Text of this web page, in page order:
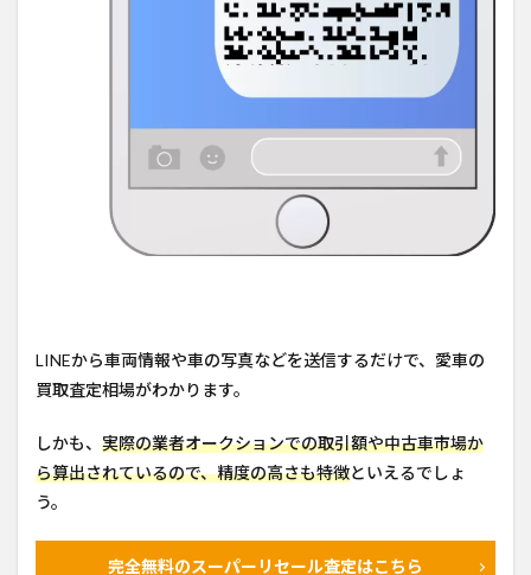
LINEから車両情報や車の写真などを送信するだけで、愛車の
買取査定相場がわかります。
しかも、 実際の業者オークションでの取引額や中古車市場か
ら算出されているので、精度の高さも特徴といえるでしょ
う。
完全無料のスーパーリセール査定はこちら